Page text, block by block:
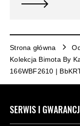
Strona główna
Kolekcja Bimota By
166WBF2610 |
SERWIS I